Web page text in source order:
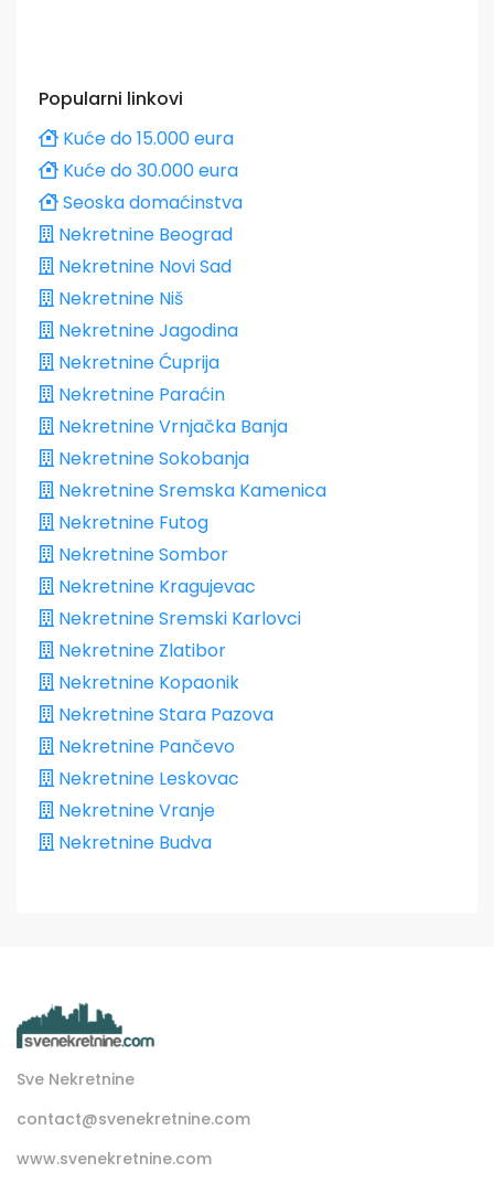
Popularni linkovi
Kuće do 15.000 eura
Kuće do 30.000 eura
Seoska domaćinstva
Nekretnine Beograd
Nekretnine Novi Sad
Nekretnine Niš
Nekretnine Jagodina
Nekretnine Ćuprija
Nekretnine Paraćin
Nekretnine Vrnjačka Banja
Nekretnine Sokobanja
Nekretnine Sremska Kamenica
Nekretnine Futog
Nekretnine Sombor
Nekretnine Kragujevac
Nekretnine Sremski Karlovci
Nekretnine Zlatibor
Nekretnine Kopaonik
Nekretnine Stara Pazova
Nekretnine Pančevo
Nekretnine Leskovac
Nekretnine Vranje
Nekretnine Budva
Sve Nekretnine
contact@svenekretnine.com
www.svenekretnine.com